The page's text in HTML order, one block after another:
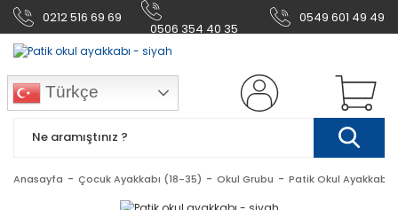
0212 516 69 69
0506 354 40 35
0549 601 49 49
Türkçe
Anasayfa Çocuk Ayakkabı (18-35) Okul Grubu Patik Okul Ayakkabı